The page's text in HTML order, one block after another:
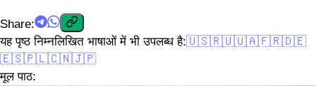
Share:
यह पृष्ठ निम्नलिखित भाषाओं में भी उपलब्ध है:🇺🇸🇷🇺🇺🇦🇫🇷🇩🇪
🇪🇸🇵🇱🇨🇳🇯🇵
मूल पाठ: